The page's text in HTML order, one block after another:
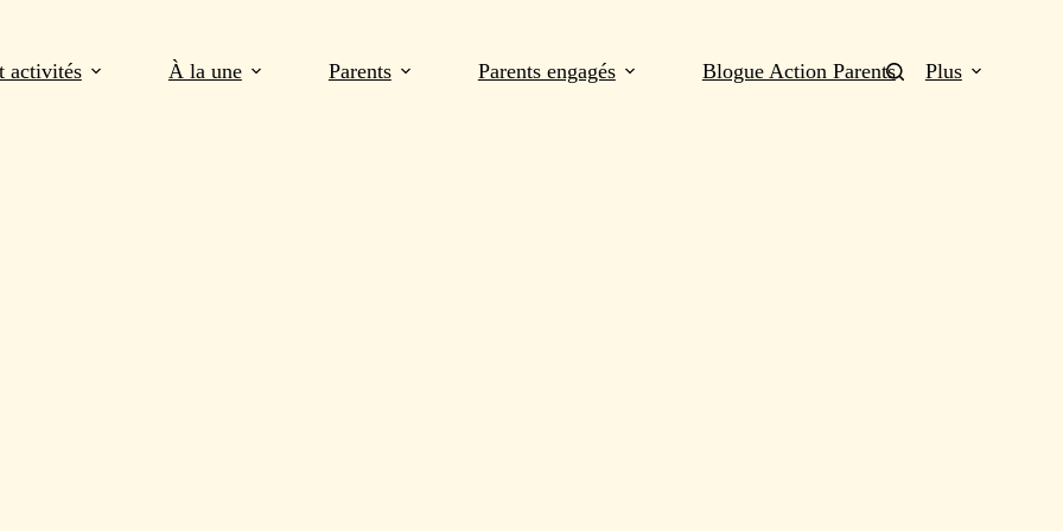
activités À la une Parents Parents engagés Blogue Action Parents Plus